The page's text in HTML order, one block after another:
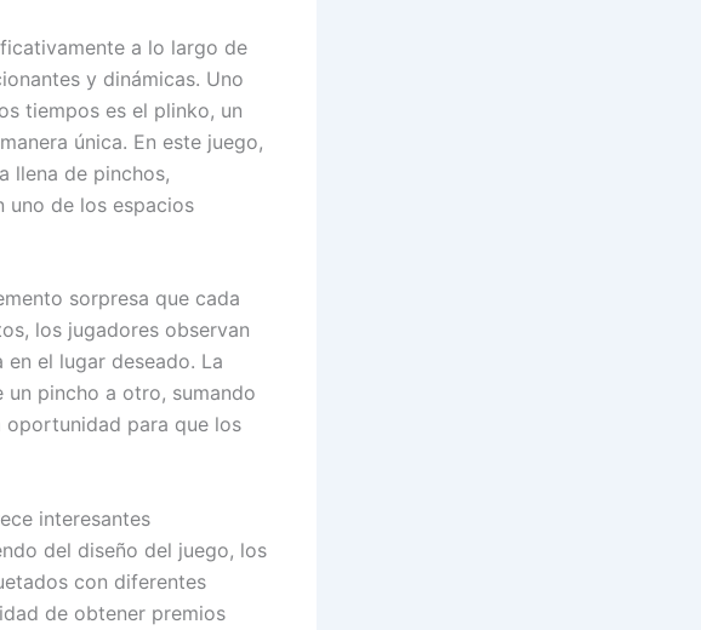
a lo largo de
y dinámicas. Uno
tiempos es el plinko, un
única. En este juego,
llena de pinchos,
uno de los espacios
sorpresa que cada
los jugadores observan
el lugar deseado. La
pincho a otro, sumando
oportunidad para que los
interesantes
del diseño del juego, los
con diferentes
de obtener premios